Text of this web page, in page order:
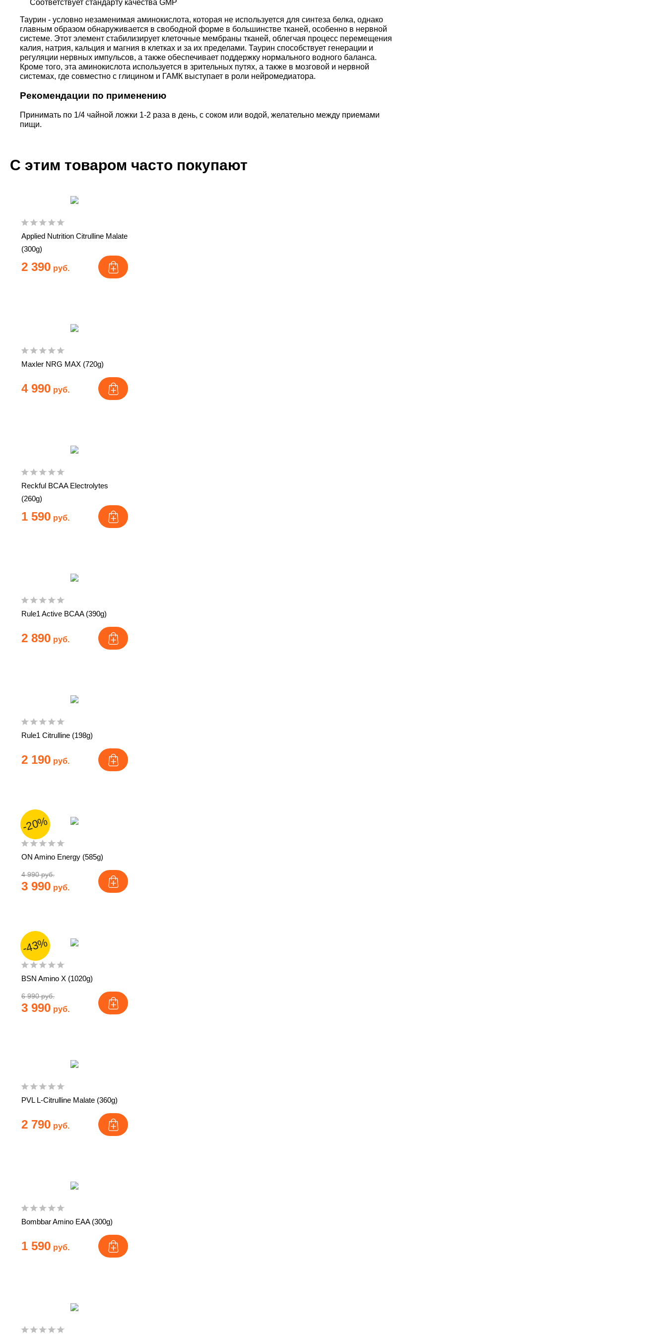
Соответствует стандарту качества GMP
Таурин - условно незаменимая аминокислота, которая не используется для синтеза белка, однако
главным образом обнаруживается в свободной форме в большинстве тканей, особенно в нервной
системе. Этот элемент стабилизирует клеточные мембраны тканей, облегчая процесс перемещения
калия, натрия, кальция и магния в клетках и за их пределами. Таурин способствует генерации и
регуляции нервных импульсов, а также обеспечивает поддержку нормального водного баланса.
Кроме того, эта аминокислота используется в зрительных путях, а также в мозговой и нервной
системах, где совместно с глицином и ГАМК выступает в роли нейромедиатора.
Рекомендации по применению
Принимать по 1/4 чайной ложки 1-2 раза в день, с соком или водой, желательно между приемами
пищи.
С этим товаром часто покупают
Applied Nutrition Citrulline Malate
(300g)
2 390 руб.
Maxler NRG MAX (720g)
4 990 руб.
Reckful BCAA Electrolytes
(260g)
1 590 руб.
Rule1 Active BCAA (390g)
2 890 руб.
Rule1 Citrulline (198g)
2 190 руб.
ON Amino Energy (585g)
4 990 руб.
3 990 руб.
-20%
BSN Amino X (1020g)
6 990 руб.
3 990 руб.
-43%
PVL L-Citrulline Malate (360g)
2 790 руб.
Bombbar Amino EAA (300g)
1 590 руб.